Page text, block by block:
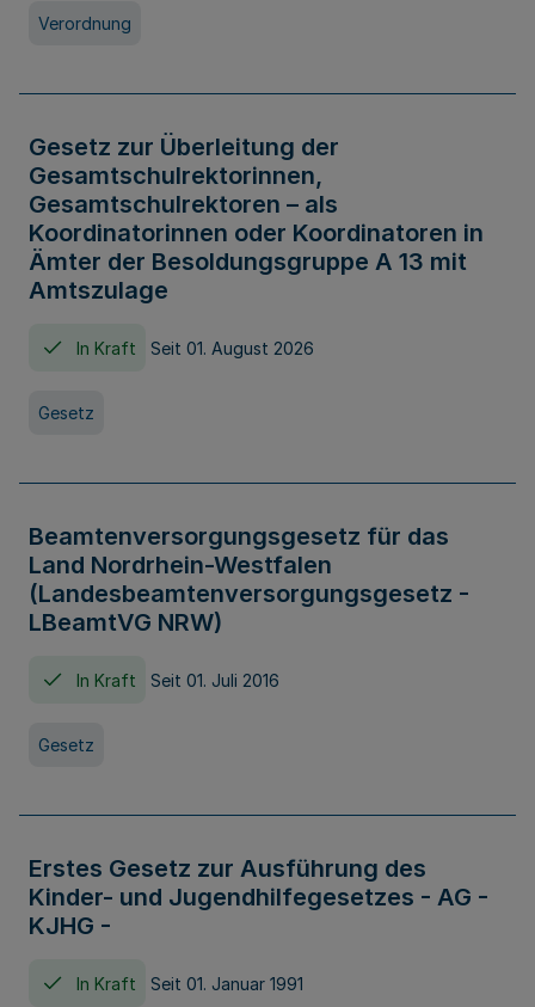
Verordnung
Gesetz zur Überleitung der
Gesamtschulrektorinnen,
Gesamtschulrektoren – als
Koordinatorinnen oder Koordinatoren in
Ämter der Besoldungsgruppe A 13 mit
Amtszulage
In Kraft Seit 01. August 2026
Gesetz
Beamtenversorgungsgesetz für das
Land Nordrhein-Westfalen
(Landesbeamtenversorgungsgesetz -
LBeamtVG NRW)
In Kraft Seit 01. Juli 2016
Gesetz
Erstes Gesetz zur Ausführung des
Kinder- und Jugendhilfegesetzes - AG -
KJHG -
In Kraft Seit 01. Januar 1991